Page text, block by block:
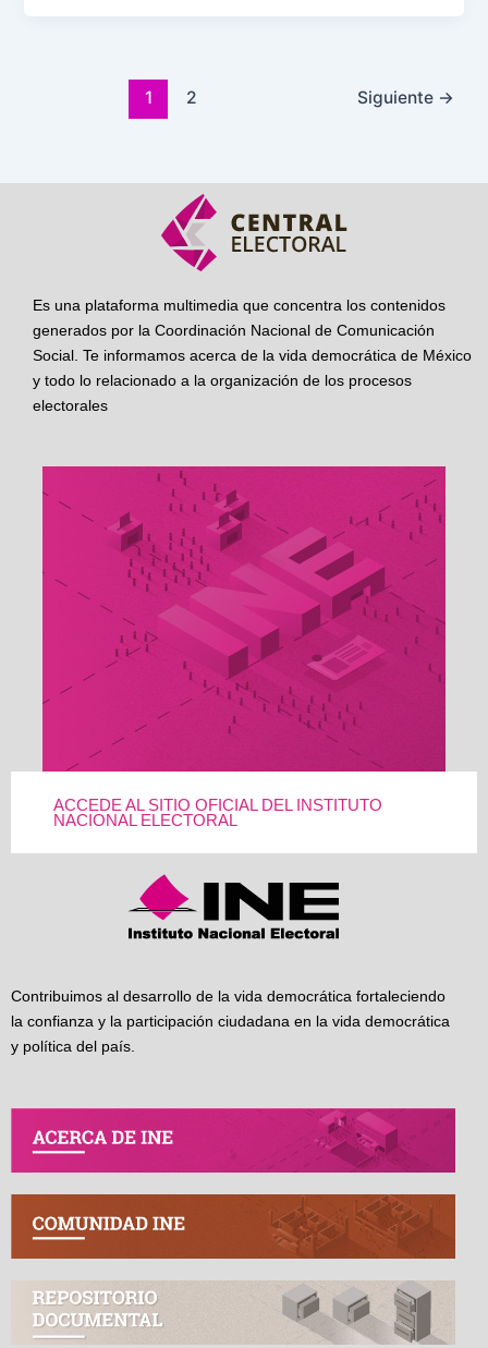
1 2 Siguiente →
Es una plataforma multimedia que concentra los contenidos
generados por la Coordinación Nacional de Comunicación
Social. Te informamos acerca de la vida democrática de México
y todo lo relacionado a la organización de los procesos
electorales
ACCEDE AL SITIO OFICIAL DEL INSTITUTO
NACIONAL ELECTORAL
Contribuimos al desarrollo de la vida democrática fortaleciendo
la confianza y la participación ciudadana en la vida democrática
y política del país.